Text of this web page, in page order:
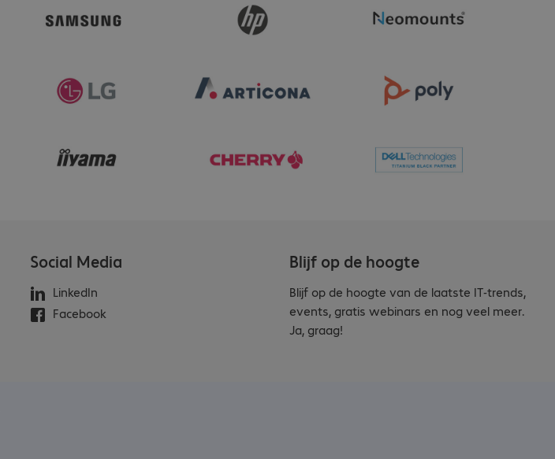
Social Media
LinkedIn
Facebook
Blijf op de hoogte
Blijf op de hoogte van de laatste IT-trends,
events, gratis webinars en nog veel meer.
Ja, graag!